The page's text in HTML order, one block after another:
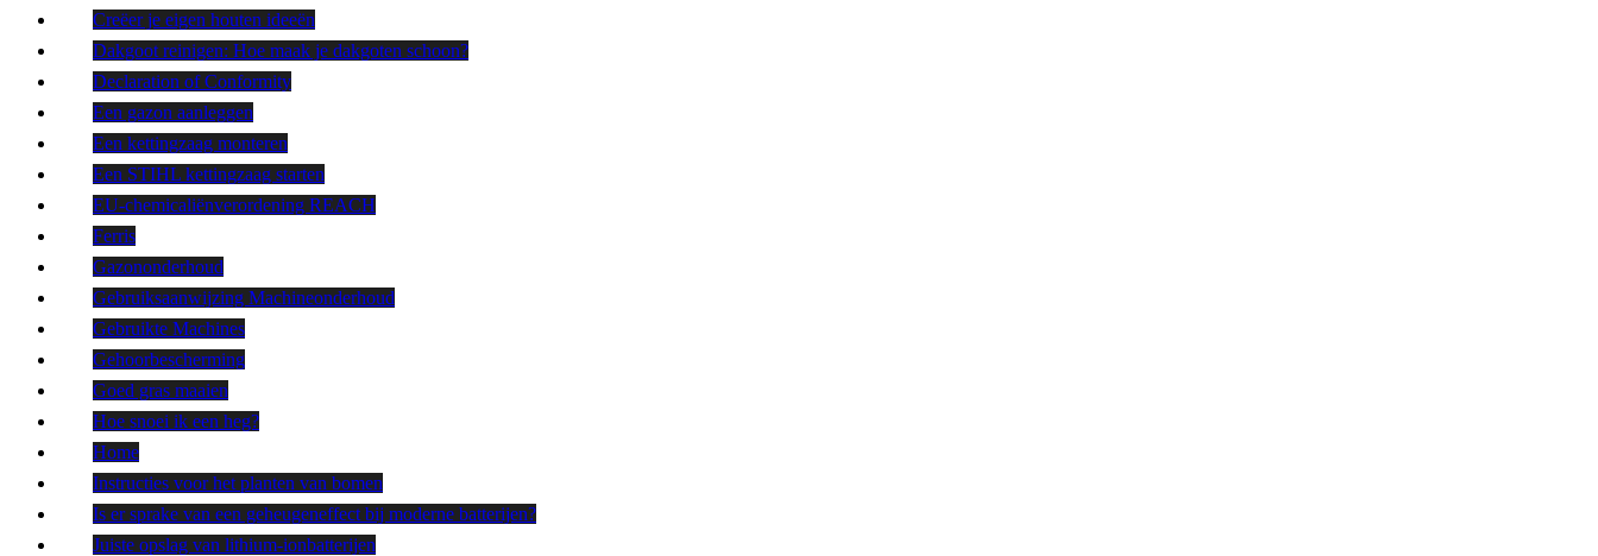
Creëer je eigen houten ideeën
Dakgoot reinigen: Hoe maak je dakgoten schoon?
Declaration of Conformity
Een gazon aanleggen
Een kettingzaag monteren
Een STIHL kettingzaag starten
EU-chemicaliënverordening REACH
Ferris
Gazononderhoud
Gebruiksaanwijzing Machineonderhoud
Gebruikte Machines
Gehoorbescherming
Goed gras maaien
Hoe snoei ik een heg?
Home
Instructies voor het planten van bomen
Is er sprake van een geheugeneffect bij moderne batterijen?
Juiste opslag van lithium-ionbatterijen